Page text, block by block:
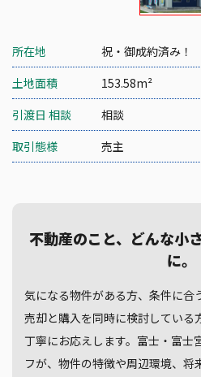
所在地
祝・御成約済み！
土地面積
153.58m²
引渡日 相談
相談
取引態様
売主
不動産のこと、どんな小
に。
気になる物件がある方、条件に合
売却と購入を同時に検討している
丁寧にお応えします。富士・富士
フが、物件の特徴や周辺環境、将